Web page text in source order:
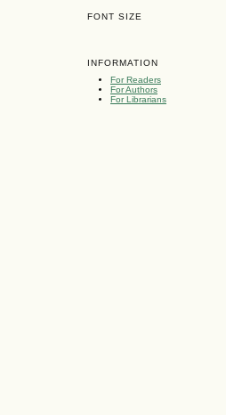
FONT SIZE
INFORMATION
For Readers
For Authors
For Librarians